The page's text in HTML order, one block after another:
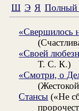
Ш Э Я Полный
«Свершилось
«Своей
Т. С. К.)
«Смотри, о
Стансы («Не